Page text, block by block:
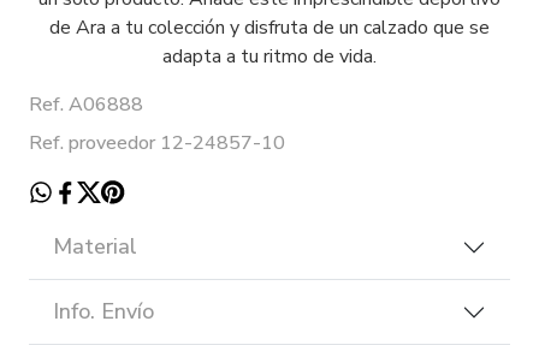
de Ara a tu colección y disfruta de un calzado que se
adapta a tu ritmo de vida.
Ref. A06888
Ref. proveedor 12-24857-10
Material
Info. Envío